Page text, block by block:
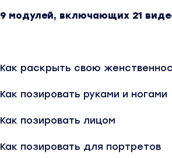
9 модулей, включающих 21
Как раскрыть свою
Как позировать руками и ногами
Как позировать лицом
Как позировать для портретов